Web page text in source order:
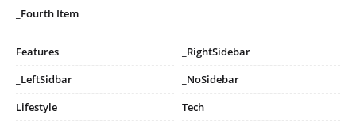
_Fourth Item
Features
_RightSidebar
_LeftSidbar
_NoSidebar
Lifestyle
Tech